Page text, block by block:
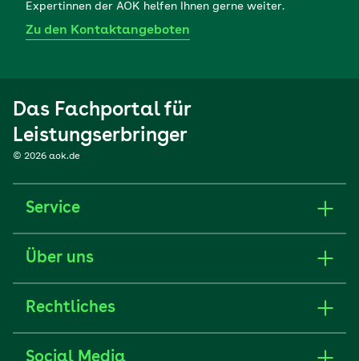
Expertinnen der AOK helfen Ihnen gerne weiter.
Zu den Kontaktangeboten
Das Fachportal für
Leistungserbringer
© 2026 aok.de
Service
Über uns
Rechtliches
Social Media